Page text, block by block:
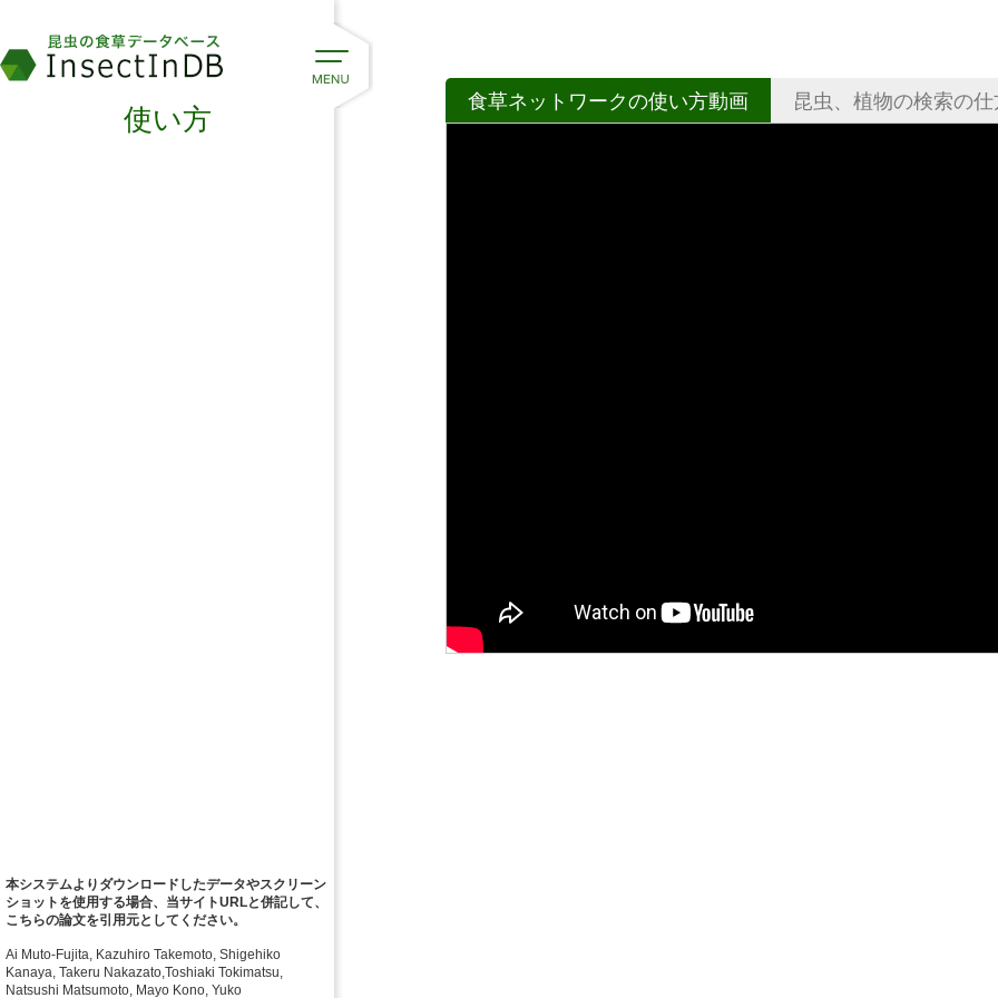
食草ネットワークの使い方動画 昆虫、植物の検索の
使い方
本システムよりダウンロードしたデータやスクリーン
ショットを使用する場合、当サイトURLと併記して、
こちらの論文を引用元としてください。
Ai Muto-Fujita, Kazuhiro Takemoto, Shigehiko
Kanaya, Takeru Nakazato,Toshiaki Tokimatsu,
Natsushi Matsumoto, Mayo Kono, Yuko